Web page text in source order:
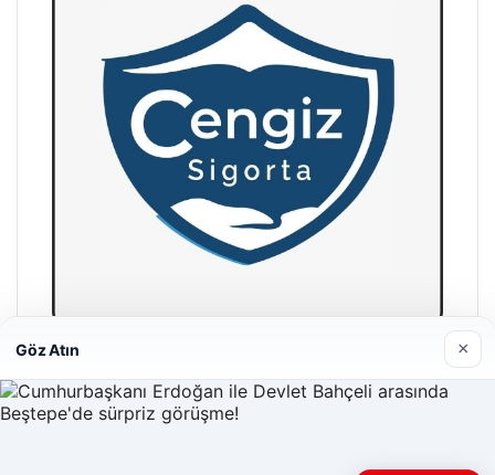
Hastaş Beton
26/05/2026
Göz Atın ×